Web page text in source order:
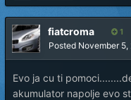
fiatcroma 1
Posted November 5,
Evo ja cu ti
akumulator napolje evo